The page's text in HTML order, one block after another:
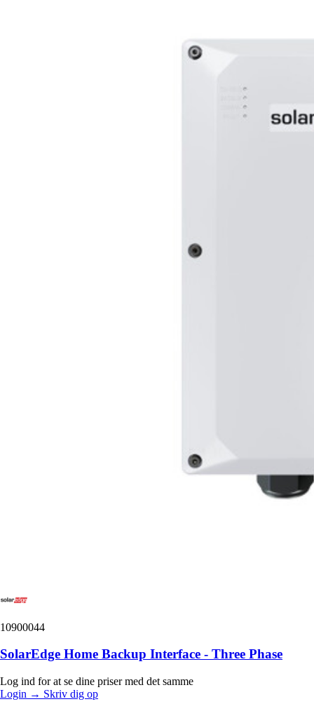
10900044
SolarEdge Home Backup Interface - Three Phase
Log ind for at se dine priser med det samme
Login → Skriv dig op